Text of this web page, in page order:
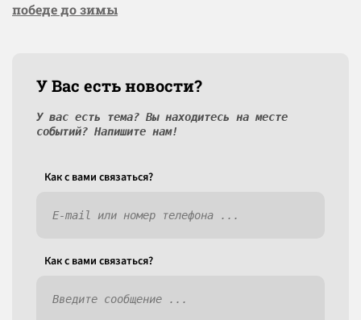
победе до зимы
У Вас есть новости?
У вас есть тема? Вы находитесь на месте
событий? Напишите нам!
Как c вами связаться?
Как c вами связаться?